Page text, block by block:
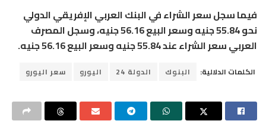
فيما سجل سعر الشراء في البنك العربي الإفريقي الدولي
نحو 55.84 جنيه وسعر البيع 56.16 جنيه، وسجل المصرف
العربي سعر الشراء عند 55.84 جنيه وسعر البيع 56.16 جنيه.
الكلمات الدلالية: البنوك الدولة 24 اليورو سعر اليورو